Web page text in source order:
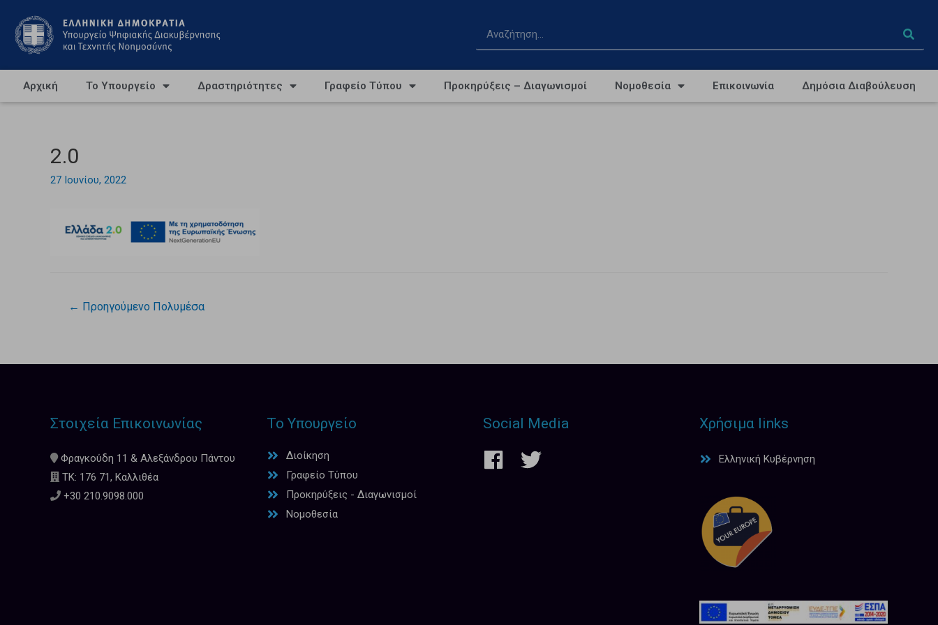
Αρχική Το Υπουργείο Δραστηριότητες Γραφείο Τύπου Προκηρύξεις – Διαγωνισμοί Νομοθεσία Επικοινωνία Δημόσια Διαβούλευση
2.0
27 Ιουνίου, 2022
← Προηγούμενο Πολυμέσα
Στοιχεία Επικοινωνίας
Φραγκούδη 11 & Αλεξάνδρου Πάντου
ΤΚ: 176 71, Καλλιθέα
+30 210.9098.000
Το Υπουργείο
Διοίκηση
Γραφείο Τύπου
Προκηρύξεις - Διαγωνισμοί
Νομοθεσία
Social Media Χρήσιμα links
Ελληνική Κυβέρνηση